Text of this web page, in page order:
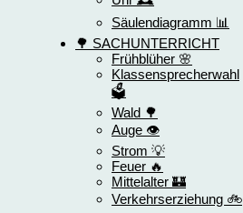
Säulendiagramm 📊
🌳 SACHUNTERRICHT
Frühblüher 🌸
Klassensprecherwahl
🗳️
Wald 🌳
Auge 👁️
Strom 💡
Feuer 🔥
Mittelalter 🏰
Verkehrserziehung 🚲